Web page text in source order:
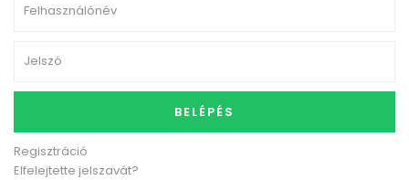
BELÉPÉS
Regisztráció
Elfelejtette jelszavát?